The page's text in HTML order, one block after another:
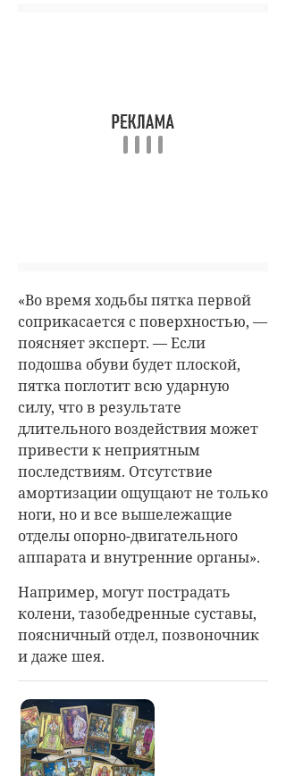
«Во время ходьбы пятка первой
соприкасается с поверхностью, —
поясняет эксперт. — Если
подошва обуви будет плоской,
пятка поглотит всю ударную
силу, что в результате
длительного воздействия может
привести к неприятным
последствиям. Отсутствие
амортизации ощущают не только
ноги, но и все вышележащие
отделы опорно-двигательного
аппарата и внутренние органы».
Например, могут пострадать
колени, тазобедренные суставы,
поясничный отдел, позвоночник
и даже шея.